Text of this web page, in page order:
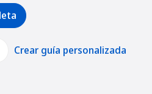
Crear guía personalizada